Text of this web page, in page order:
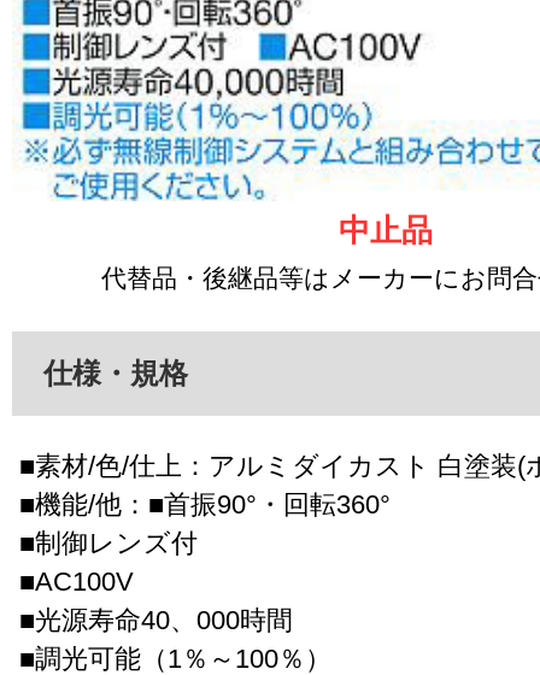
中止品
代替品・後継品等はメーカーにお問
仕様・規格
■素材/色/仕上：アルミダイカスト 白塗装(
■機能/他：■首振90°・回転360°
■制御レンズ付
■AC100V
■光源寿命40、000時間
■調光可能（1％～100％）